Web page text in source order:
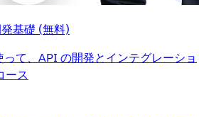
基礎 (無料)
て、API の開発とインテグレーショ
ース